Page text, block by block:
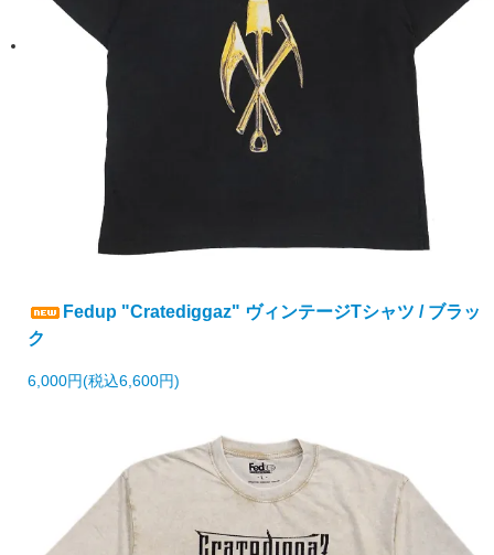
Fedup "Cratediggaz" ヴィンテージTシャツ / ブラッ
ク
6,000円(税込6,600円)